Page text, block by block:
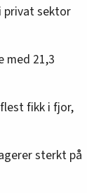
privat sektor
med 21,3
fikk i fjor,
sterkt på